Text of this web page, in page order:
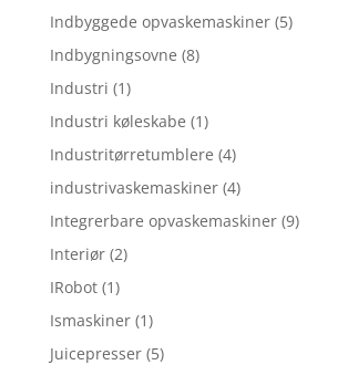
Indbyggede opvaskemaskiner (5)
Indbygningsovne (8)
Industri (1)
Industri køleskabe (1)
Industritørretumblere (4)
industrivaskemaskiner (4)
Integrerbare opvaskemaskiner (9)
Interiør (2)
IRobot (1)
Ismaskiner (1)
Juicepresser (5)